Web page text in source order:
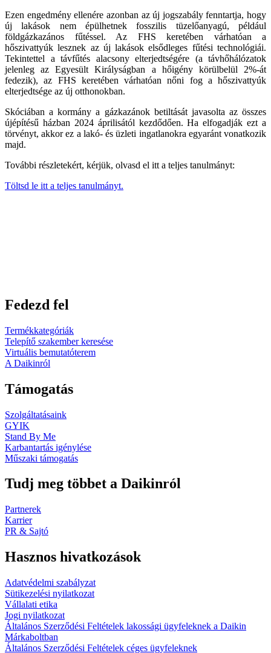
Ezen engedmény ellenére azonban az új jogszabály fenntartja, hogy
új lakások nem épülhetnek fosszilis tüzelőanyagú, például
földgázkazános fűtéssel. Az FHS keretében várhatóan a
hőszivattyúk lesznek az új lakások elsődleges fűtési technológiái.
Tekintettel a távfűtés alacsony elterjedtségére (a távhőhálózatok
jelenleg az Egyesült Királyságban a hőigény körülbelül 2%-át
fedezik), az FHS keretében várhatóan nőni fog a hőszivattyúk
elterjedtsége az új otthonokban.
Skóciában a kormány a gázkazánok betiltását javasolta az összes
újépítésű házban 2024 áprilisától kezdődően. Ha elfogadják ezt a
törvényt, akkor ez a lakó- és üzleti ingatlanokra egyaránt vonatkozik
majd.
További részletekért, kérjük, olvasd el itt a teljes tanulmányt:
Töltsd le itt a teljes tanulmányt.
Fedezd fel
Termékkategóriák
Telepítő szakember keresése
Virtuális bemutatóterem
A Daikinról
Támogatás
Szolgáltatásaink
GYIK
Stand By Me
Karbantartás igénylése
Műszaki támogatás
Tudj meg többet a Daikinról
Partnerek
Karrier
PR & Sajtó
Hasznos hivatkozások
Adatvédelmi szabályzat
Sütikezelési nyilatkozat
Vállalati etika
Jogi nyilatkozat
Általános Szerződési Feltételek lakossági ügyfeleknek a Daikin
Márkaboltban
Általános Szerződési Feltételek céges ügyfeleknek